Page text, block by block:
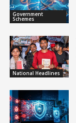
Government
Schemes
National Headlines